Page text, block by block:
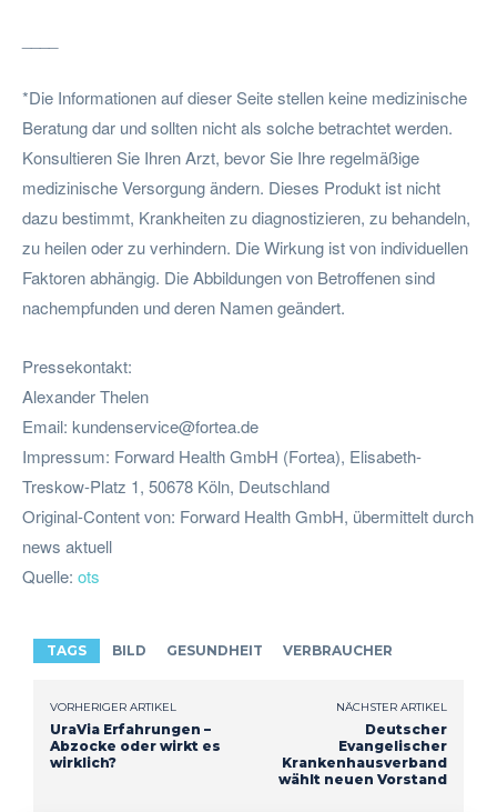
*Die Informationen auf dieser Seite stellen keine medizinische
Beratung dar und sollten nicht als solche betrachtet werden.
Konsultieren Sie Ihren Arzt, bevor Sie Ihre regelmäßige
medizinische Versorgung ändern. Dieses Produkt ist nicht
dazu bestimmt, Krankheiten zu diagnostizieren, zu behandeln,
zu heilen oder zu verhindern. Die Wirkung ist von individuellen
Faktoren abhängig. Die Abbildungen von Betroffenen sind
nachempfunden und deren Namen geändert.
Pressekontakt:
Alexander Thelen
Email: kundenservice@fortea.de
Impressum: Forward Health GmbH (Fortea), Elisabeth-
Treskow-Platz 1, 50678 Köln, Deutschland
Original-Content von: Forward Health GmbH, übermittelt durch
news aktuell
Quelle: ots
TAGS BILD GESUNDHEIT VERBRAUCHER
VORHERIGER ARTIKEL
UraVia Erfahrungen –
Abzocke oder wirkt es
wirklich?
NÄCHSTER ARTIKEL
Deutscher
Evangelischer
Krankenhausverband
wählt neuen Vorstand